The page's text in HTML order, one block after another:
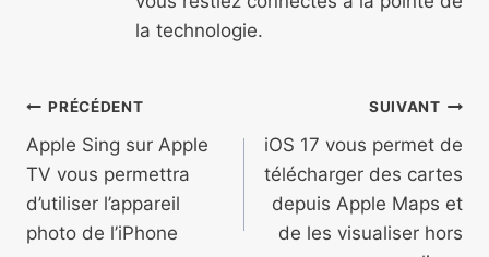
la technologie.
Navigation
de
l’article
PRÉCÉDENT
Apple Sing sur Apple
TV vous permettra
d’utiliser l’appareil
photo de l’iPhone
SUIVANT
iOS 17 vous permet de
télécharger des cartes
depuis Apple Maps et
de les visualiser hors